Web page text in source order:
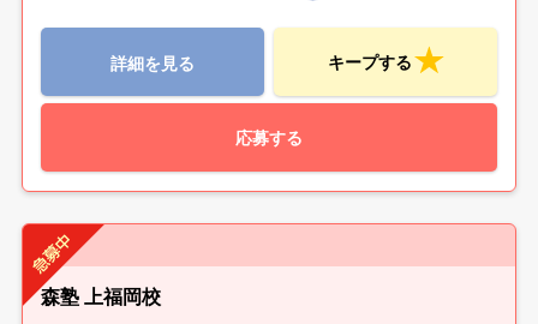
詳細を見る キープする
応募する
森塾 上福岡校